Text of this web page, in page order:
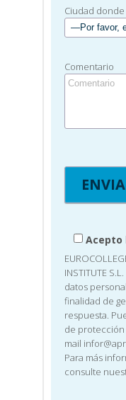
Ciudad
Comentario
Acepto
INSTITUTE
datos
finalidad de
respuesta.
de protección
mail
Para más
consulte